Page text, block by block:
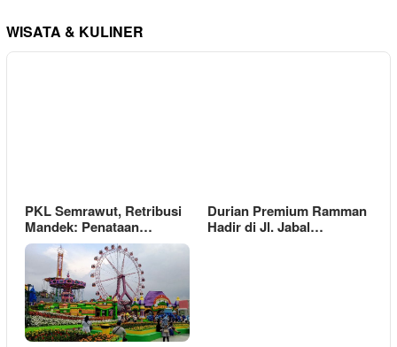
WISATA & KULINER
PKL Semrawut, Retribusi
Mandek: Penataan…
Durian Premium Ramman
Hadir di Jl. Jabal…